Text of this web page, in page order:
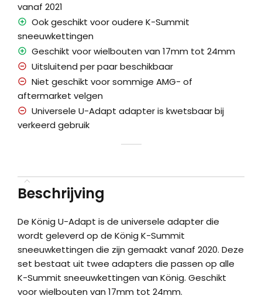
vanaf 2021
Ook geschikt voor oudere K-Summit
sneeuwkettingen
Geschikt voor wielbouten van 17mm tot 24mm
Uitsluitend per paar beschikbaar
Niet geschikt voor sommige AMG- of
aftermarket velgen
Universele U-Adapt adapter is kwetsbaar bij
verkeerd gebruik
Beschrijving
De König U-Adapt is de universele adapter die
wordt geleverd op de König K-Summit
sneeuwkettingen die zijn gemaakt vanaf 2020. Deze
set bestaat uit twee adapters die passen op alle
K-Summit sneeuwkettingen van König. Geschikt
voor wielbouten van 17mm tot 24mm.